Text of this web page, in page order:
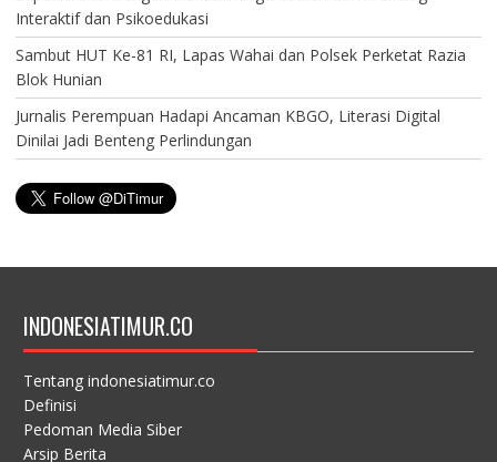
Interaktif dan Psikoedukasi
Sambut HUT Ke-81 RI, Lapas Wahai dan Polsek Perketat Razia
Blok Hunian
Jurnalis Perempuan Hadapi Ancaman KBGO, Literasi Digital
Dinilai Jadi Benteng Perlindungan
INDONESIATIMUR.CO
Tentang indonesiatimur.co
Definisi
Pedoman Media Siber
Arsip Berita